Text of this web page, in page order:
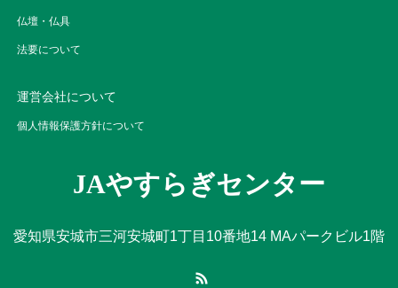
仏壇・仏具
法要について
運営会社について
個人情報保護方針について
JAやすらぎセンター
愛知県安城市三河安城町1丁目10番地14 MAパークビル1階